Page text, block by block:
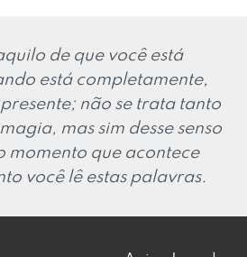
de que você está
está completamente,
não se trata tanto
mas sim desse senso
momento que acontece
você lê estas palavras.